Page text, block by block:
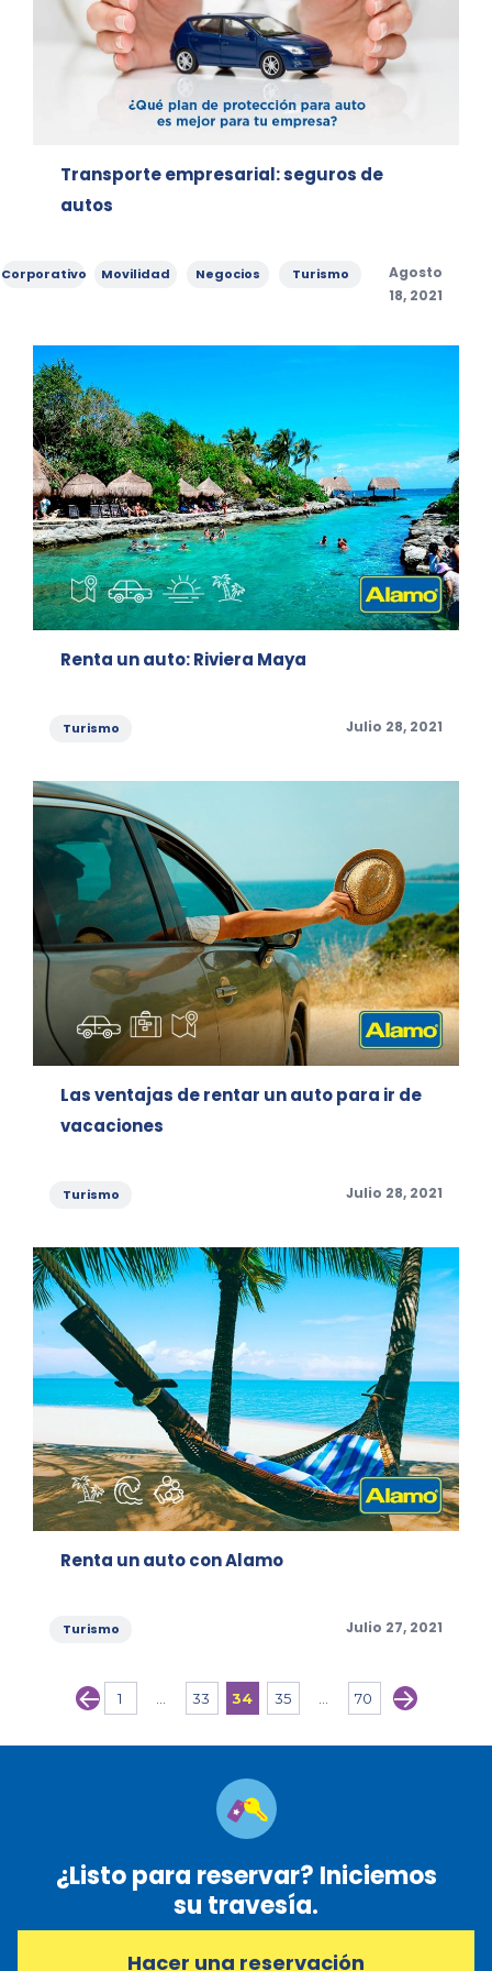
Transporte empresarial: seguros de
autos
Posted
on
Agosto
18, 2021
Categories
Corporativo Movilidad Negocios Turismo
Renta un auto: Riviera Maya
Posted
Julio 28, 2021
Categories
Turismo
Las ventajas de rentar un auto para ir de
vacaciones
Posted
Julio 28, 2021
Categories
Turismo
Renta un auto con Alamo
Posted
Julio 27, 2021
Categories
Turismo
Posts
PREVIOUS
PAGE
PAGE
1 …
PAGE
33
PAGE
34
PAGE
35 …
PAGE
70
NEXT
PAGE
¿Listo para reservar? Iniciemos
su travesía.
Hacer una reservación